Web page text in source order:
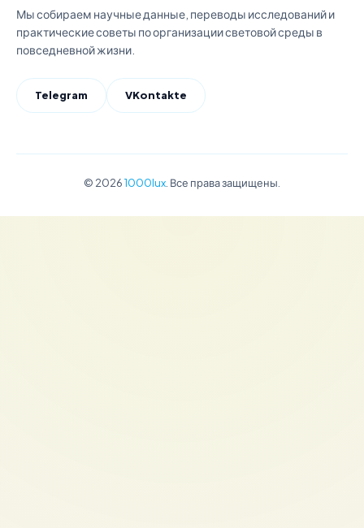
Мы собираем научные данные, переводы исследований и
практические советы по организации световой среды в
повседневной жизни.
Telegram VKontakte
© 20261000lux . Все права защищены.